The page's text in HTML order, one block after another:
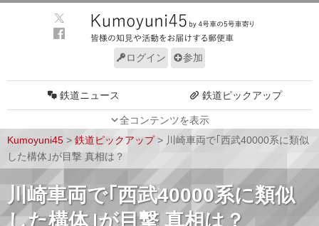
ログイン 参加
全コンテンツを表示
鉄道ニュース 鉄道ピックアップ
車両技術
Kumoyuni45 > 鉄道ピックアップ> 川崎車両で｢西武40000系に類似
した構体｣が目撃 真相は？
川崎車両で｢西武40000系に類似
した構体｣が目撃 真相は？